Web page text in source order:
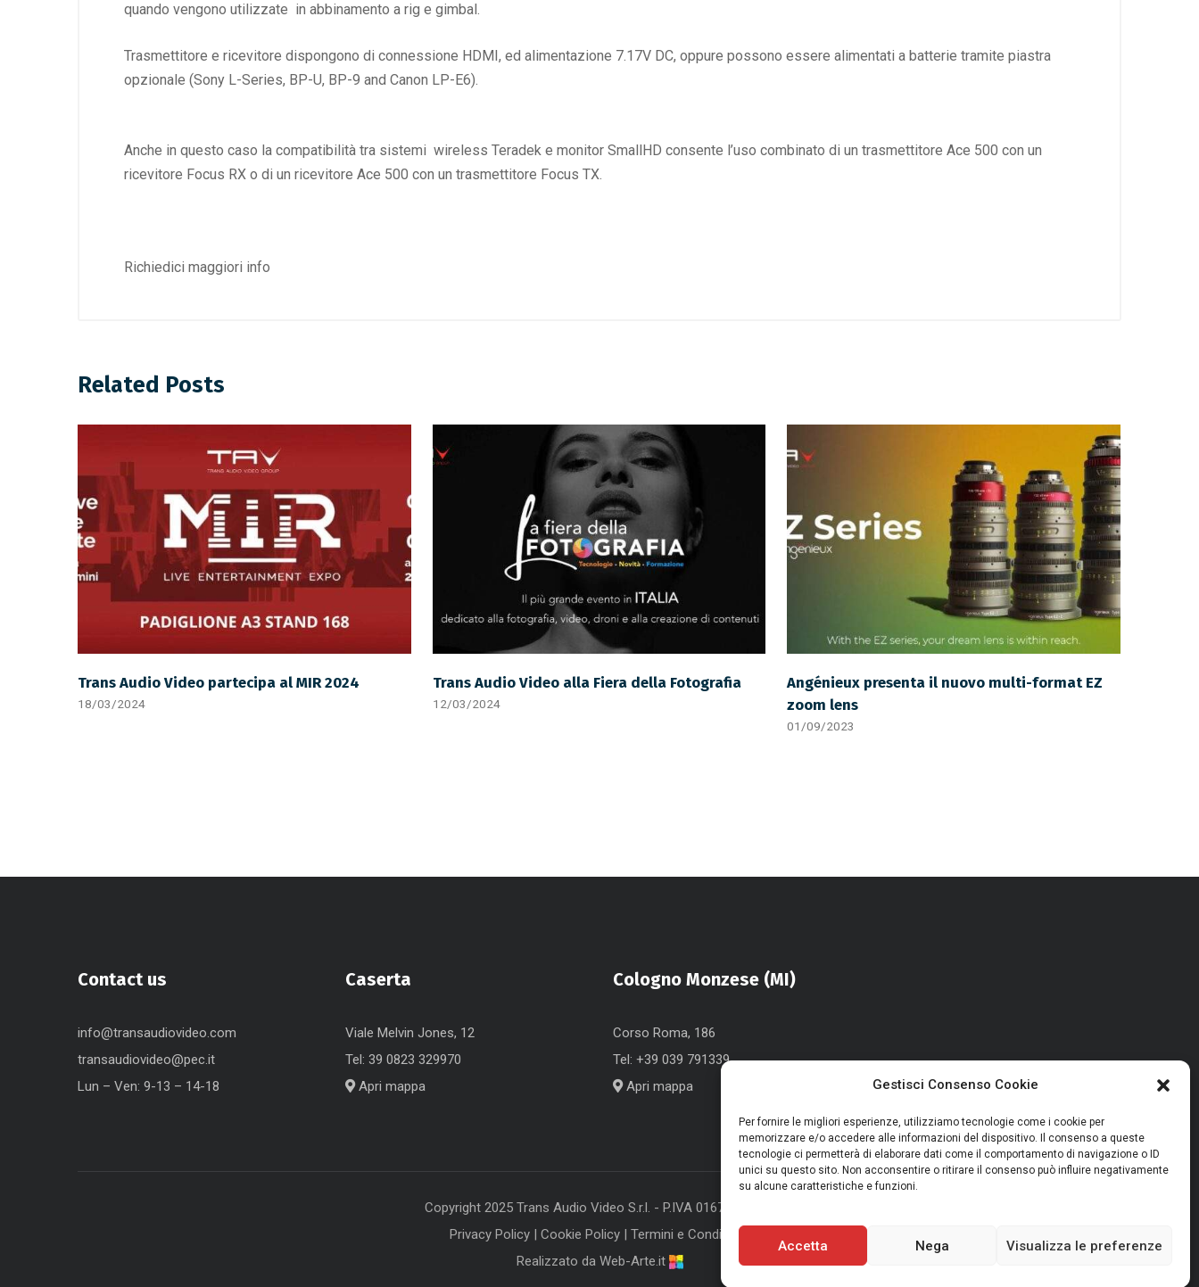
Gestisci Consenso Cookie
Per fornire le migliori esperienze, utilizziamo tecnologie come i cookie per
memorizzare e/o accedere alle informazioni del dispositivo. Il consenso a queste
tecnologie ci permetterà di elaborare dati come il comportamento di navigazione o ID
unici su questo sito. Non acconsentire o ritirare il consenso può influire negativamente
su alcune caratteristiche e funzioni.
Accetta Nega Visualizza le preferenze
quando vengono utilizzate in abbinamento a rig e gimbal.
Trasmettitore e ricevitore dispongono di connessione HDMI, ed alimentazione 7.17V DC, oppure possono essere alimentati a batterie tramite piastra
opzionale (Sony L-Series, BP-U, BP-9 and Canon LP-E6).
Anche in questo caso la compatibilità tra sistemi wireless Teradek e monitor SmallHD consente l’uso combinato di un trasmettitore Ace 500 con un
ricevitore Focus RX o di un ricevitore Ace 500 con un trasmettitore Focus TX.
Richiedici maggiori info
Related Posts
Trans Audio Video partecipa al MIR 2024
18/03/2024
Trans Audio Video alla Fiera della Fotografia
12/03/2024
Angénieux presenta il nuovo multi-format EZ
zoom lens
01/09/2023
Contact us
info@transaudiovideo.com
transaudiovideo@pec.it
Lun – Ven: 9-13 – 14-18
Caserta
Viale Melvin Jones, 12
Tel: 39 0823 329970
Apri mappa
Cologno Monzese (MI)
Corso Roma, 186
Tel: +39 039 791339
Apri mappa
Copyright 2025 Trans Audio Video S.r.l. - P.IVA 01675270613
Privacy Policy | Cookie Policy | Termini e Condizioni
Realizzato da Web-Arte.it